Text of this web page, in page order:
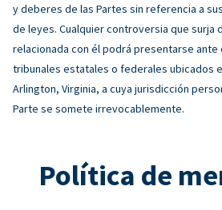
y deberes de las Partes sin referencia a
de leyes. Cualquier controversia que surja
relacionada con él podrá presentarse ante
tribunales estatales o federales ubicados
Arlington, Virginia, a cuya jurisdicción
Parte se somete irrevocablemente.
Política de